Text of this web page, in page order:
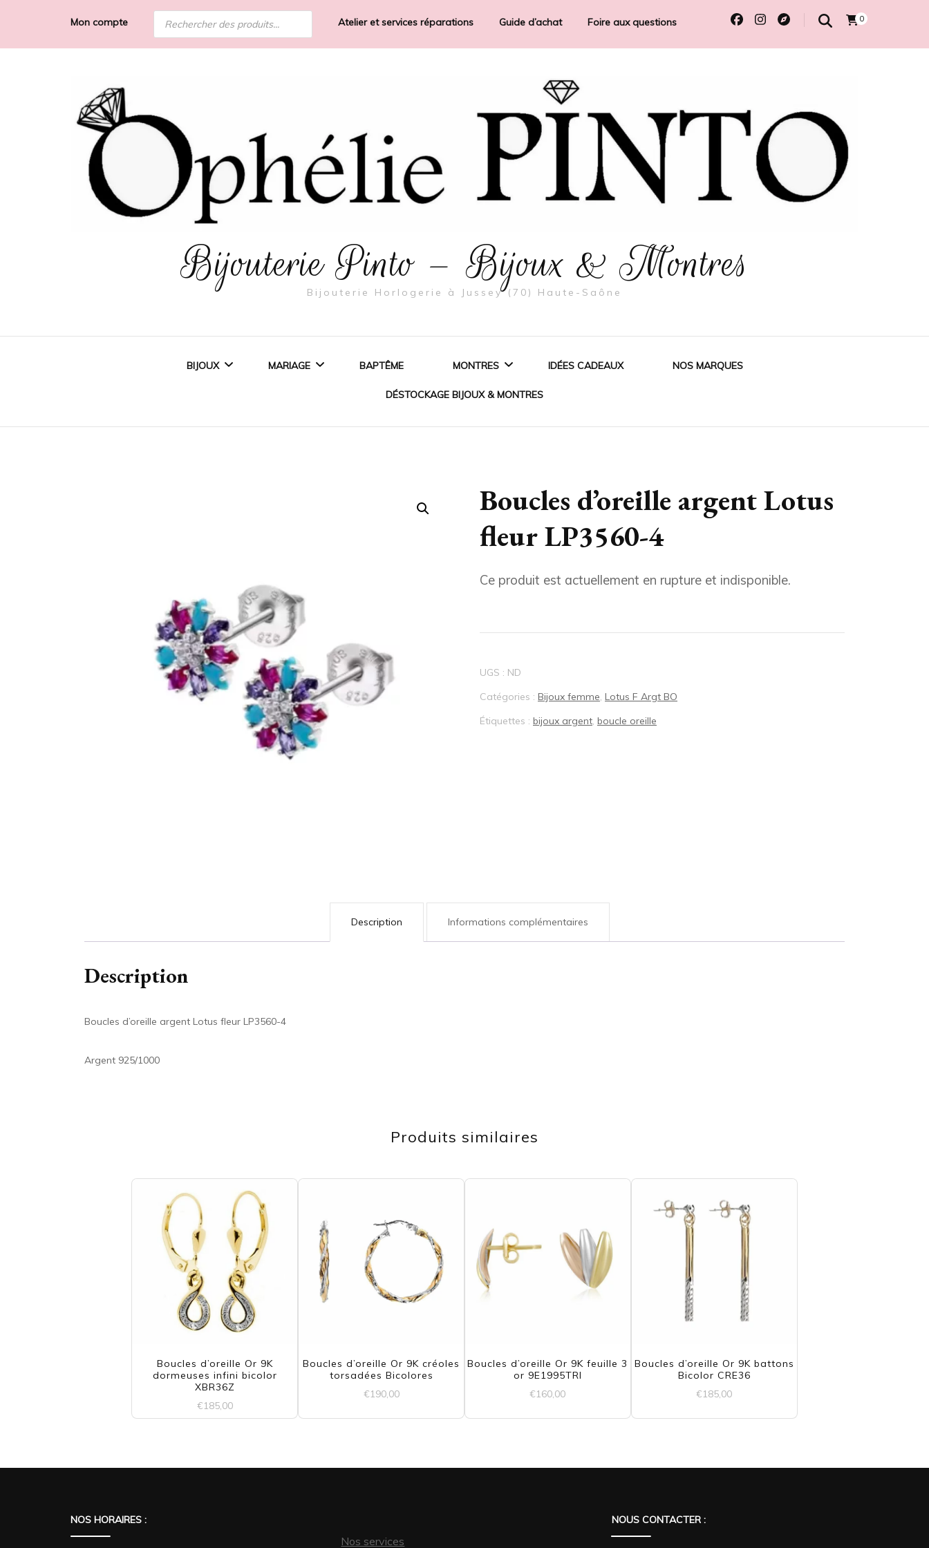
Mon compte
Recherche
produits
Atelier et services réparations Guide d’achat Foire aux questions 0
Bijouterie Pinto – Bijoux & Montres
Bijouterie Horlogerie à Jussey (70) Haute-Saône
BIJOUX
BIJOUX MAGNÉTIQUES
PIERCING
MARIAGE BAPTÊME MONTRES
MONTRES ENFANT
MONTRES CONNECTÉES
IDÉES CADEAUX NOS MARQUES
DÉSTOCKAGE BIJOUX & MONTRES
Boucles d’oreille argent Lotus
fleur LP3560-4
Ce produit est actuellement en rupture et indisponible.
UGS : ND
Catégories : Bijoux femme, Lotus F Argt BO
Étiquettes : bijoux argent, boucle oreille
Description Informations complémentaires
Description
Boucles d’oreille argent Lotus fleur LP3560-4
Argent 925/1000
Produits similaires
Boucles d’oreille Or 9K
dormeuses infini bicolor
XBR36Z
€185,00
Boucles d’oreille Or 9K créoles
torsadées Bicolores
€190,00
Boucles d’oreille Or 9K feuille 3
or 9E1995TRI
€160,00
Boucles d’oreille Or 9K battons
Bicolor CRE36
€185,00
NOS HORAIRES :
Nos services
NOUS CONTACTER :